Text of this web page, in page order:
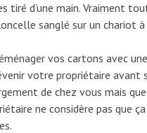
d’une main. Vraiment
sanglé sur un chariot
vos cartons avec
votre propriétaire avant
de chez vous mais
ne considère pas que